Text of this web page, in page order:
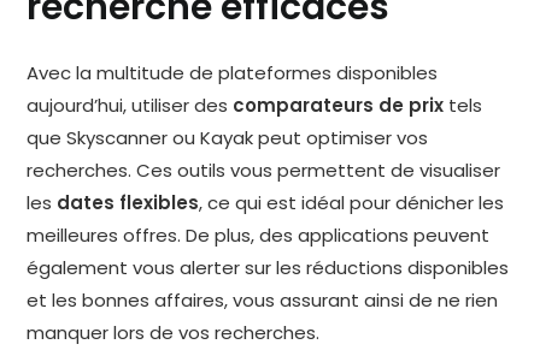
Avec la multitude de plateformes disponibles
aujourd’hui, utiliser des comparateurs de prix tels
que Skyscanner ou Kayak peut optimiser vos
recherches. Ces outils vous permettent de visualiser
les dates flexibles, ce qui est idéal pour dénicher les
meilleures offres. De plus, des applications peuvent
également vous alerter sur les réductions disponibles
et les bonnes affaires, vous assurant ainsi de ne rien
manquer lors de vos recherches.